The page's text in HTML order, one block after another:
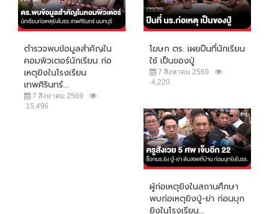
ตำรวจพบข้อมูลสำคัญใน
คอมพิวเตอร์นักเรียน ก่อ
เหตุยิงในโรงเรียน
เทพศิรินทร์...
7 สิงหาคม 2569
15,496
โฆษก ตร. เผยปืนที่นักเรียน
ใช้ เป็นของปู่
7 สิงหาคม 2569
4,220
ผู้ก่อเหตุยิงในสถานศึกษา
พบก่อเหตุยิงปู่-ย่า ก่อนบุก
ยิงในโรงเรียน...